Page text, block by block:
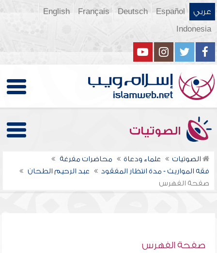
عربي Español
Deutsch
Français
English
Indonesia
الصوتيات
الصوتيات علماء ودعاة
محاضرات مفرغة
فقه المواريث - مدة انتظار المفقود
عبد الرحيم الطحان
صفحة الفهرس
صفحة الفهرس